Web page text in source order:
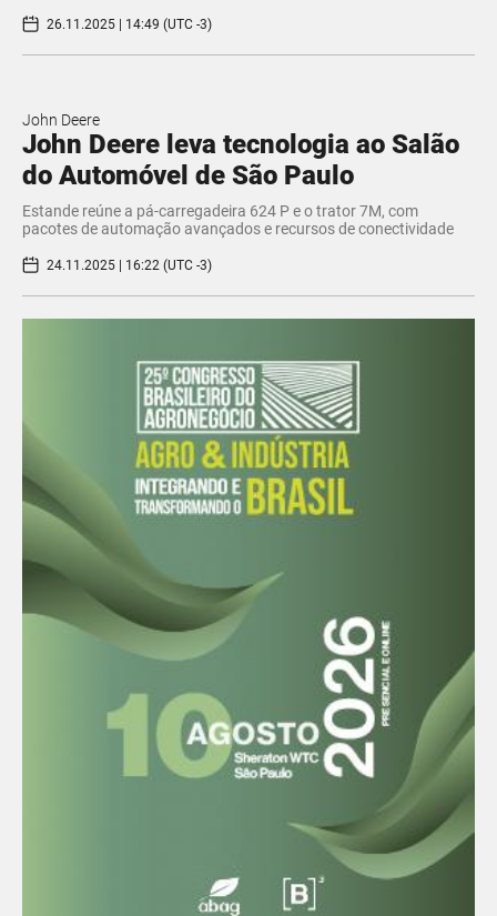
26.11.2025 | 14:49 (UTC -3)
John Deere
John Deere leva tecnologia ao Salão
do Automóvel de São Paulo
Estande reúne a pá-carregadeira 624 P e o trator 7M, com
pacotes de automação avançados e recursos de conectividade
24.11.2025 | 16:22 (UTC -3)